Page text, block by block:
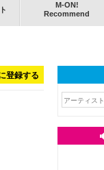
M-ON!
Recommend
登録する